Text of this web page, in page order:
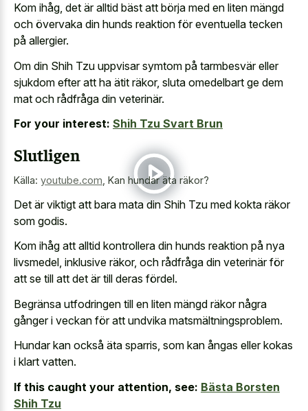
Kom ihåg, det är alltid bäst att börja med en liten mängd
och övervaka din hunds reaktion för eventuella tecken
på allergier.
Om din Shih Tzu uppvisar symtom på tarmbesvär eller
sjukdom efter att ha ätit räkor, sluta omedelbart ge dem
mat och rådfråga din veterinär.
For your interest: Shih Tzu Svart Brun
Slutligen
Källa: youtube.com Kan hundar äta räkor?
Det är viktigt att bara mata din Shih Tzu med kokta räkor
som godis.
Kom ihåg att alltid kontrollera din hunds reaktion på nya
livsmedel, inklusive räkor, och rådfråga din veterinär för
att se till att det är till deras fördel.
Begränsa utfodringen till en liten mängd räkor några
gånger i veckan för att undvika matsmältningsproblem.
Hundar kan också äta sparris, som kan ångas eller kokas
i klart vatten.
If this caught your attention, see: Bästa Borsten
Shih Tzu